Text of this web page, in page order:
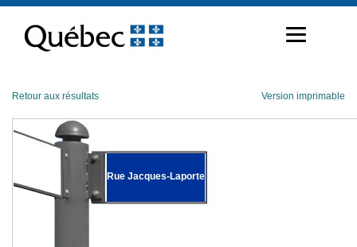
contenu
Retour aux résultats Version imprimable
Rue Jacques-Laporte